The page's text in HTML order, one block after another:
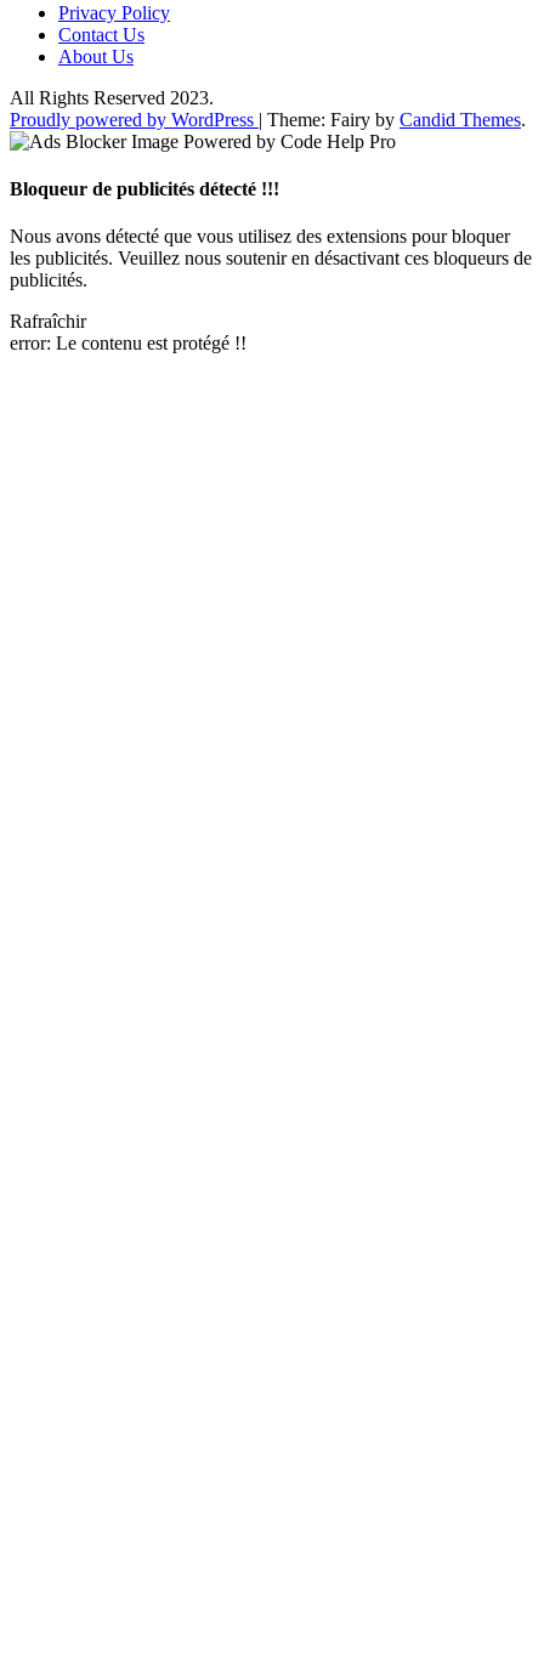
Privacy Policy
Contact Us
About Us
All Rights Reserved 2023.
Proudly powered by WordPress | Theme: Fairy by Candid Themes.
Bloqueur de publicités détecté !!!
Nous avons détecté que vous utilisez des extensions pour bloquer
les publicités. Veuillez nous soutenir en désactivant ces bloqueurs de
publicités.
Rafraîchir
error: Le contenu est protégé !!